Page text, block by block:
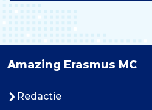
Amazing Erasmus MC
Redactie